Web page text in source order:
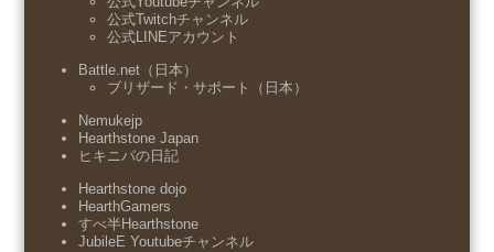
公式Twitchチャンネル
公式LINEアカウント
Battle.net（日本）
ブリザード・サポート（日本）
Nemukejp
Hearthstone Japan
ヒキニパの日記
Hearthstone dojo
HearthGamers
すべ半Hearthstone
JubileE Youtubeチャンネル